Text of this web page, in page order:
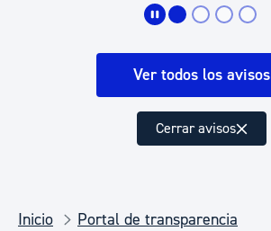
Ver todos los avisos
Cerrar avisos
Inicio
Portal de transparencia